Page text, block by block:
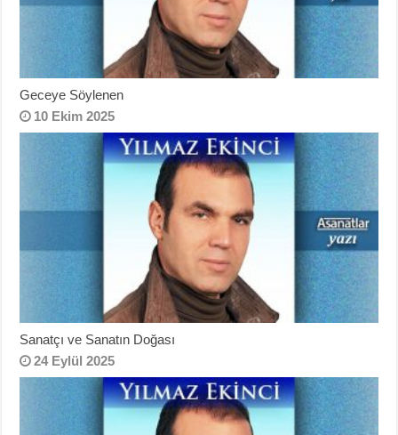
Geceye Söylenen
10 Ekim 2025
Sanatçı ve Sanatın Doğası
24 Eylül 2025